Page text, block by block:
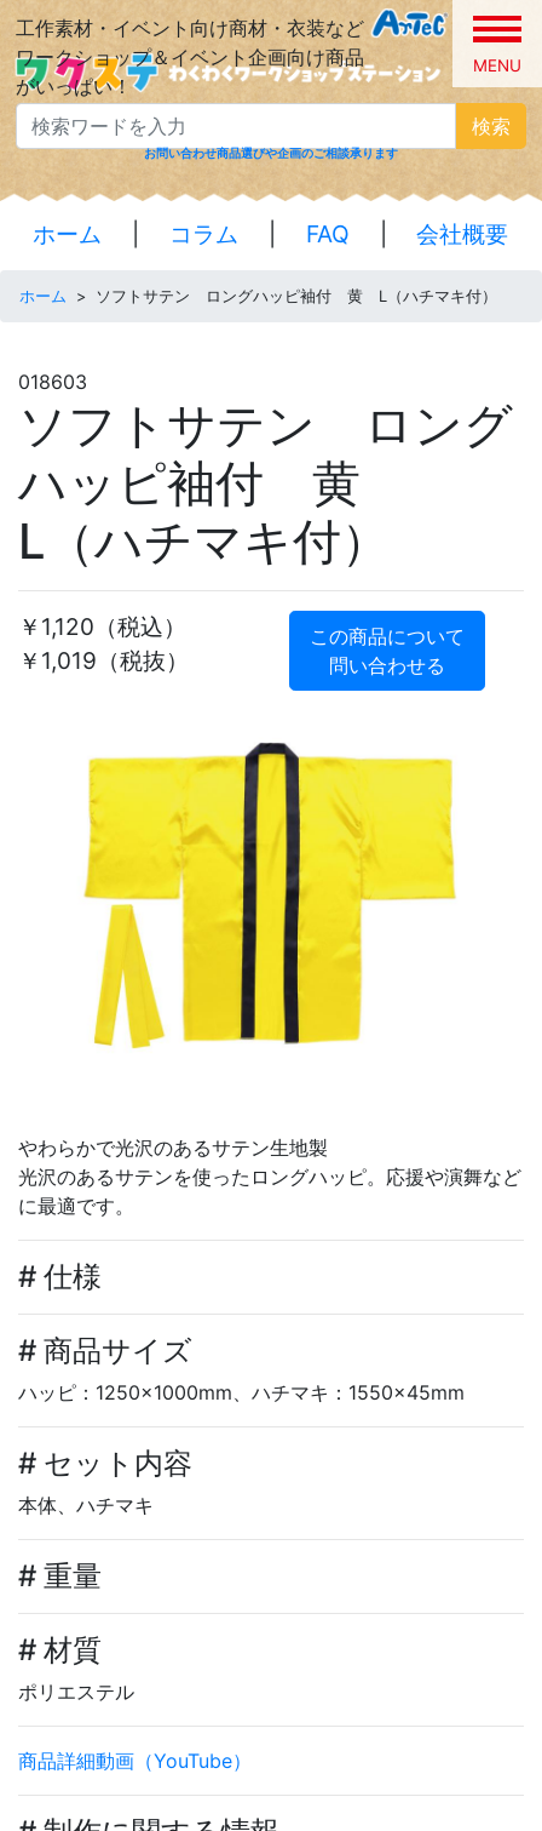
工作素材・イベント向け商材・衣装など
ワークショップ＆イベント企画向け商品
がいっぱい！
MENU
検索
お問い合わせ商品選びや企画のご相談承ります
ホーム コラム FAQ 会社概要
ホーム > ソフトサテン ロングハッピ袖付 黄 L（ハチマキ付）
018603
ソフトサテン ロング
ハッピ袖付 黄
L（ハチマキ付）
￥1,120 （税込）
￥1,019（税抜）
この商品について
問い合わせる
やわらかで光沢のあるサテン生地製
光沢のあるサテンを使ったロングハッピ。応援や演舞など
に最適です。
# 仕様
# 商品サイズ
ハッピ：1250×1000mm、ハチマキ：1550×45mm
# セット内容
本体、ハチマキ
# 重量
# 材質
ポリエステル
商品詳細動画（YouTube）